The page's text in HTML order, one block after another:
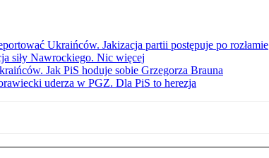
Ukraińców. Jakizacja partii postępuje po rozłamie
siły Nawrockiego. Nic więcej
Jak PiS hoduje sobie Grzegorza Brauna
uderza w PGZ. Dla PiS to herezja